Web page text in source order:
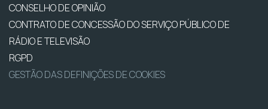
CONSELHO DE OPINIÃO
CONTRATO DE CONCESSÃO DO SERVIÇO PÚBLICO DE
RÁDIO E TELEVISÃO
RGPD
GESTÃO DAS DEFINIÇÕES DE COOKIES